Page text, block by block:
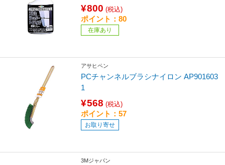
¥800 (税込)
ポイント：80
在庫あり
アサヒペン
PCチャンネルブラシナイロン AP901603
1
¥568 (税込)
ポイント：57
お取り寄せ
3Mジャパン